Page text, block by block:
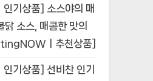
인기상품] 소스야의 매
닭 소스, 매콤한 맛의
ㅣ추천상품]
인기상품] 선비찬 인기